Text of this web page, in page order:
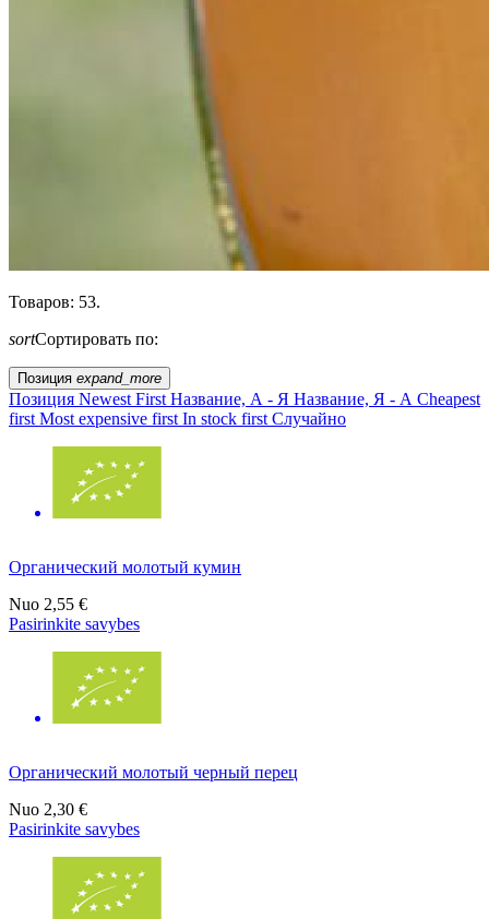
Товаров: 53.
sortСортировать по:
Позиция expand_more
Позиция Newest First Название, А - Я Название, Я - А Cheapest
first Most expensive first In stock first Случайно
Органический молотый кумин
Nuo 2,55 €
Pasirinkite savybes
Органический молотый черный перец
Nuo 2,30 €
Pasirinkite savybes